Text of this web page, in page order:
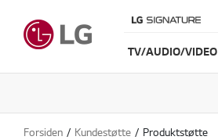
TV/AUDIO/VIDEO
Forsiden Kundestøtte Produktstøtte